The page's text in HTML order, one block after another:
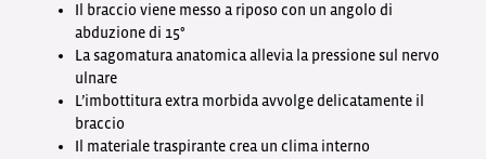
Il braccio viene messo a riposo con un angolo di
abduzione di 15°
La sagomatura anatomica allevia la pressione sul nervo
ulnare
L’imbottitura extra morbida avvolge delicatamente il
braccio
Il materiale traspirante crea un clima interno